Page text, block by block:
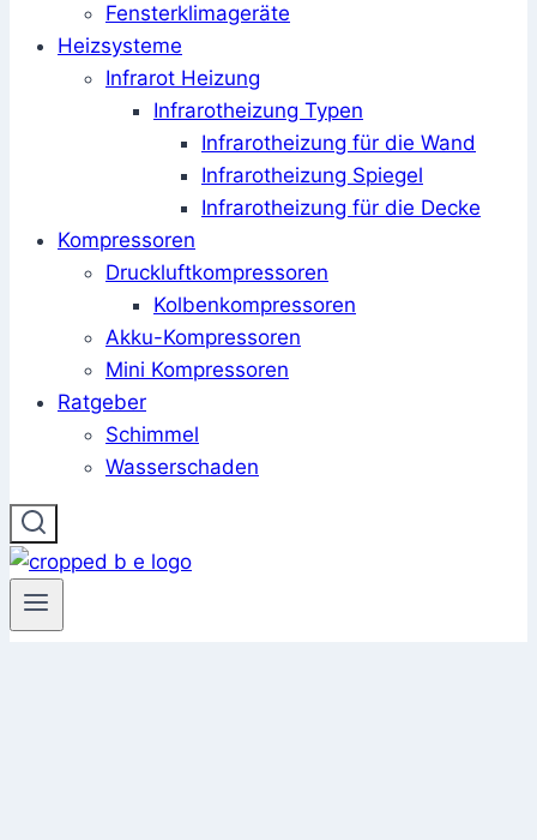
Fensterklimageräte
Heizsysteme
Infrarot Heizung
Infrarotheizung Typen
Infrarotheizung für die Wand
Infrarotheizung Spiegel
Infrarotheizung für die Decke
Kompressoren
Druckluftkompressoren
Kolbenkompressoren
Akku-Kompressoren
Mini Kompressoren
Ratgeber
Schimmel
Wasserschaden